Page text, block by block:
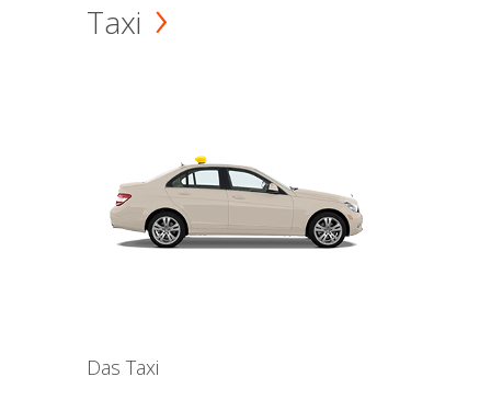
Taxi
Das Taxi